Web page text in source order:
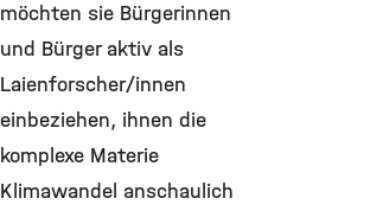
möchten sie Bürgerinnen
und Bürger aktiv als
Laienforscher/innen
einbeziehen, ihnen die
komplexe Materie
Klimawandel anschaulich